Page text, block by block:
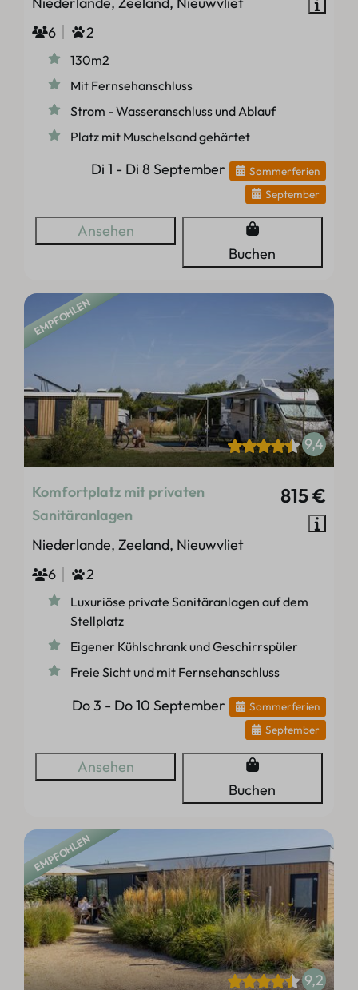
6
2
130m2
Mit Fernsehanschluss
Strom - Wasseranschluss und Ablauf
Platz mit Muschelsand gehärtet
Di 1 - Di 8 September
Sommerferien
September
Ansehen
Buchen
EMPFOHLEN
9,4
815 €
Komfortplatz mit privaten
Sanitäranlagen
Niederlande, Zeeland, Nieuwvliet
6
2
Luxuriöse private Sanitäranlagen auf dem
Stellplatz
Eigener Kühlschrank und Geschirrspüler
Freie Sicht und mit Fernsehanschluss
Do 3 - Do 10 September
Sommerferien
September
Ansehen
Buchen
EMPFOHLEN
9,2